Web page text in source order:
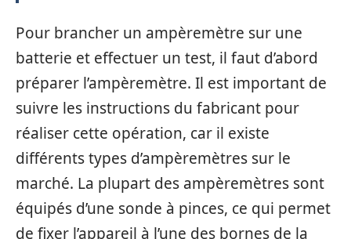
Pour brancher un ampèremètre sur une
batterie et effectuer un test, il faut d’abord
préparer l’ampèremètre. Il est important de
suivre les instructions du fabricant pour
réaliser cette opération, car il existe
différents types d’ampèremètres sur le
marché. La plupart des ampèremètres sont
équipés d’une sonde à pinces, ce qui permet
de fixer l’appareil à l’une des bornes de la